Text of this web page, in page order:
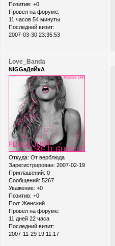
Позитив: +0
Провел на форуме:
11 часов 54 минуты
Последний визит:
2007-03-30 23:35:53
Love_Banda
NiGGaДяЙкА
Откуда: От верблюда
Зарегистрирован: 2007-02-19
Приглашений: 0
Сообщений: 5267
Уважение: +0
Позитив: +0
Пол: Женский
Провел на форуме:
11 дней 22 часа
Последний визит:
2007-11-29 19:11:17